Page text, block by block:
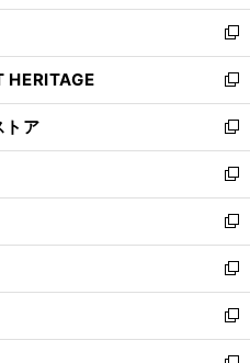
ウ
で
開
く
ン
ド
ウ
で
開
く
新
し
い
ウ
ィ
ン
ド
ウ
で
開
く
新
し
い
ウ
ィ
ン
ド
ウ
で
開
く
トア
新
し
い
ウ
ィ
ン
ド
ウ
で
開
新
し
い
ウ
ィ
ン
ド
ウ
新
し
い
ウ
ィ
ン
新
し
い
ウ
新
し